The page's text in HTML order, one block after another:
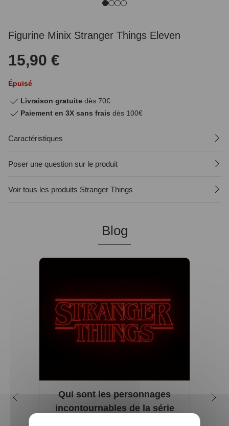
Figurine Minix Stranger Things Eleven
15,90 €
Épuisé
Livraison gratuite dès 70€
Paiement en 3X sans frais dès 100€
Caractéristiques
Poser une question sur le produit
Voir tous les produits Stranger Things
Blog
Qui sont les personnages
incontournables de la série